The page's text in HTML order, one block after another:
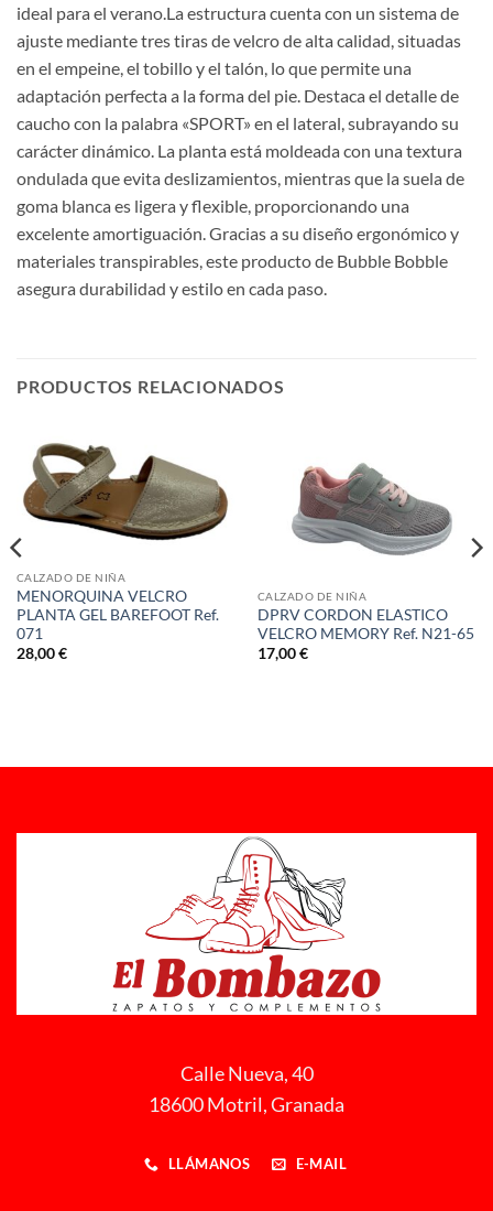
ideal para el verano.La estructura cuenta con un sistema de
ajuste mediante tres tiras de velcro de alta calidad, situadas
en el empeine, el tobillo y el talón, lo que permite una
adaptación perfecta a la forma del pie. Destaca el detalle de
caucho con la palabra «SPORT» en el lateral, subrayando su
carácter dinámico. La planta está moldeada con una textura
ondulada que evita deslizamientos, mientras que la suela de
goma blanca es ligera y flexible, proporcionando una
excelente amortiguación. Gracias a su diseño ergonómico y
materiales transpirables, este producto de Bubble Bobble
asegura durabilidad y estilo en cada paso.
PRODUCTOS RELACIONADOS
CALZADO DE NIÑA
MENORQUINA VELCRO
PLANTA GEL BAREFOOT Ref.
071
28,00€
CALZADO DE NIÑA
DPRV CORDON ELASTICO
VELCRO MEMORY Ref. N21-65
17,00€
Calle Nueva, 40
18600 Motril, Granada
LLÁMANOS E-MAIL